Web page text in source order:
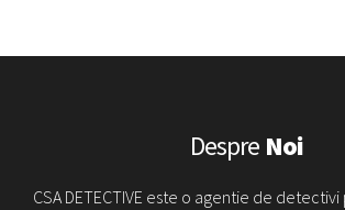
Despre Noi
CSA DETECTIVE este o agentie de